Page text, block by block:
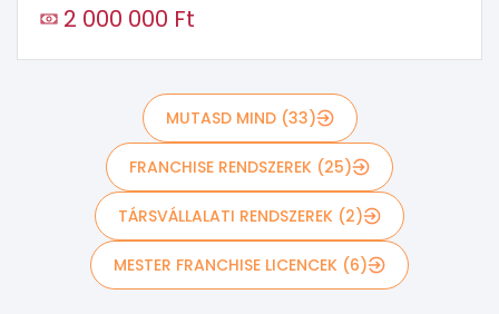
2 000 000 Ft
MUTASD MIND (33)
FRANCHISE RENDSZEREK (25)
TÁRSVÁLLALATI RENDSZEREK (2)
MESTER FRANCHISE LICENCEK (6)